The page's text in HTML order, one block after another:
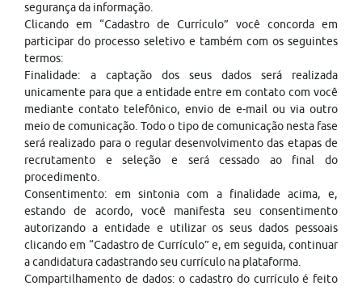
segurança da informação.
Clicando em “Cadastro de Currículo” você concorda em
participar do processo seletivo e também com os seguintes
termos:
Finalidade: a captação dos seus dados será realizada
unicamente para que a entidade entre em contato com você
mediante contato telefônico, envio de e-mail ou via outro
meio de comunicação. Todo o tipo de comunicação nesta fase
será realizado para o regular desenvolvimento das etapas de
recrutamento e seleção e será cessado ao final do
procedimento.
Consentimento: em sintonia com a finalidade acima, e,
estando de acordo, você manifesta seu consentimento
autorizando a entidade e utilizar os seus dados pessoais
clicando em “Cadastro de Currículo” e, em seguida, continuar
a candidatura cadastrando seu currículo na plataforma.
Compartilhamento de dados: o cadastro do currículo é feito